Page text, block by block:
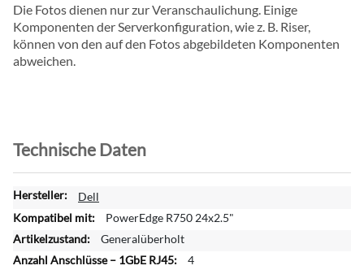
Die Fotos dienen nur zur Veranschaulichung. Einige
Komponenten der Serverkonfiguration, wie z. B. Riser,
können von den auf den Fotos abgebildeten Komponenten
abweichen.
Technische Daten
W
e
t
e
Dell
PowerEdge R750 24x2.5"
Generalüberholt
4